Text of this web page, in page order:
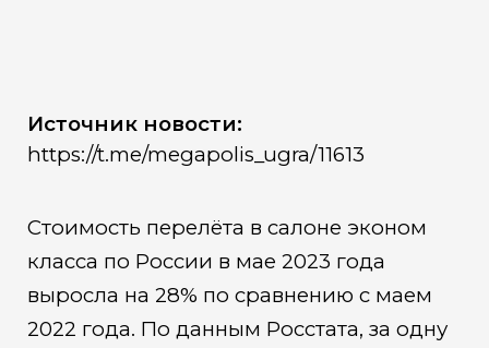
Источник новости:
https://t.me/megapolis_ugra/11613
Стоимость перелёта в салоне эконом
класса по России в мае 2023 года
выросла на 28% по сравнению с маем
2022 года. По данным Росстата, за одну